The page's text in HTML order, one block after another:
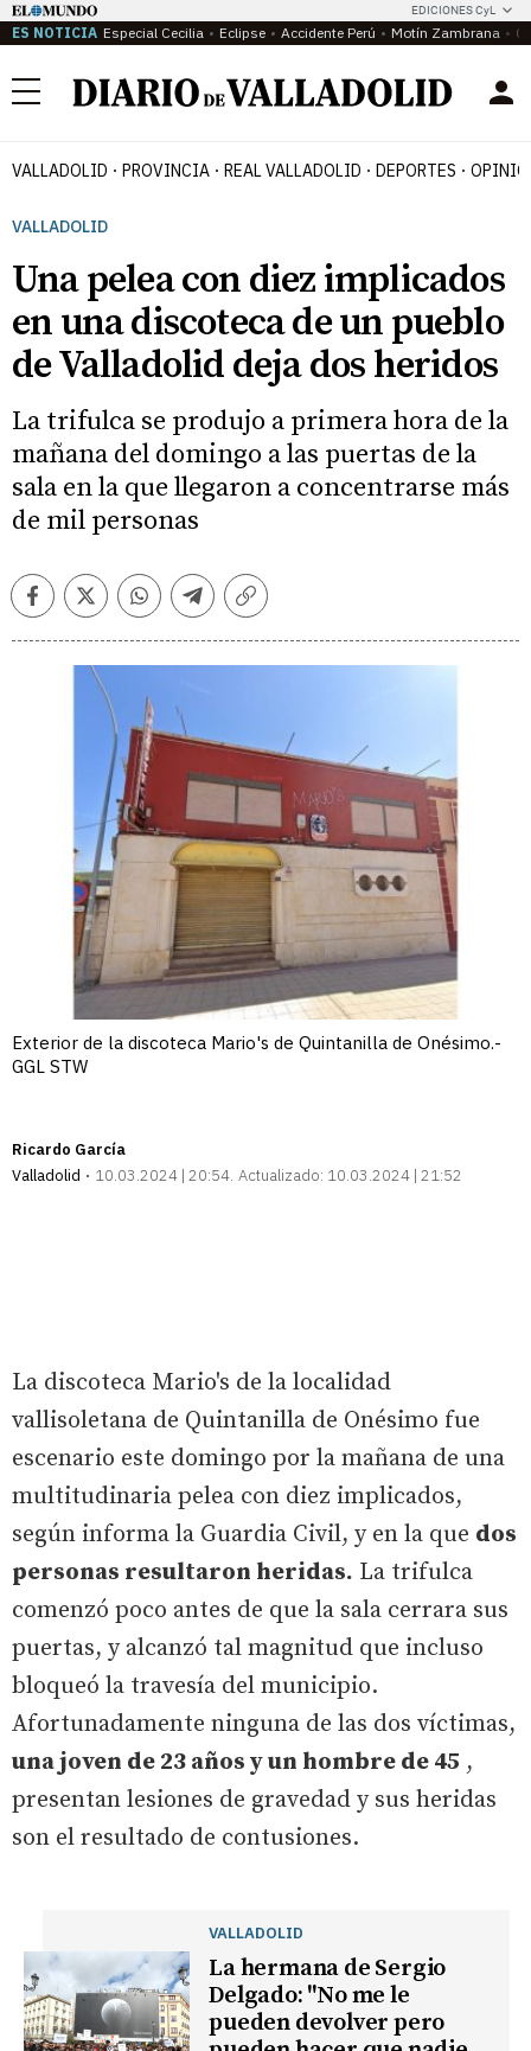
EDICIONES CyL
ES NOTICIA Especial Cecilia Eclipse Accidente Perú Motín Zambrana
Menú
VALLADOLID PROVINCIA REAL VALLADOLID DEPORTES
VALLADOLID
Una pelea con diez implicados
en una discoteca de un pueblo
de Valladolid deja dos heridos
La trifulca se produjo a primera hora de la
mañana del domingo a las puertas de la
sala en la que llegaron a concentrarse más
de mil personas
FacebookTwitterWhatsappTelegramCopiar
Exterior de la discoteca Mario's de Quintanilla de Onésimo.-
GGL STW
Ricardo García
Valladolid
10.03.2024 | 20:54 Actualizado: 10.03.2024 | 21:52
La discoteca Mario's de la localidad
vallisoletana de Quintanilla de Onésimo fue
escenario este domingo por la mañana de una
multitudinaria pelea con diez implicados,
según informa la Guardia Civil, y en la que dos
personas resultaron heridas. La trifulca
comenzó poco antes de que la sala cerrara sus
puertas, y alcanzó tal magnitud que incluso
bloqueó la travesía del municipio.
Afortunadamente ninguna de las dos víctimas,
una joven de 23 años y un hombre de 45 ,
presentan lesiones de gravedad y sus heridas
son el resultado de contusiones.
VALLADOLID
La hermana de Sergio
Delgado: "No me le
pueden devolver pero